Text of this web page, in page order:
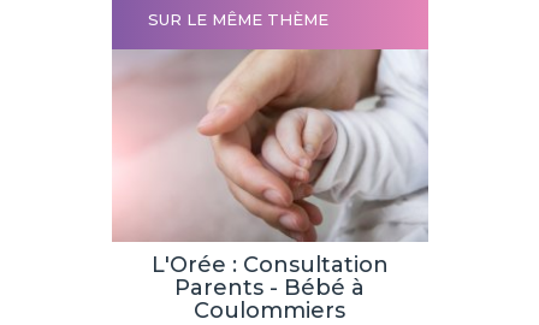
SUR LE MÊME THÈME
L'Orée : Consultation
Parents - Bébé à
Coulommiers